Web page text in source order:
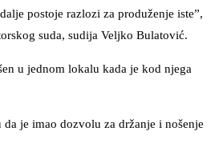
postoje razlozi za produženje iste”,
suda, sudija Veljko Bulatović.
u jednom lokalu kada je kod njega
je imao dozvolu za držanje i nošenje